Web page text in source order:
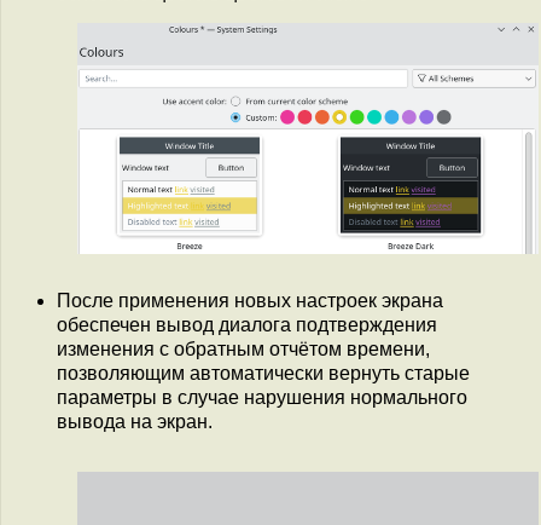
После применения новых настроек экрана
обеспечен вывод диалога подтверждения
изменения с обратным отчётом времени,
позволяющим автоматически вернуть старые
параметры в случае нарушения нормального
вывода на экран.